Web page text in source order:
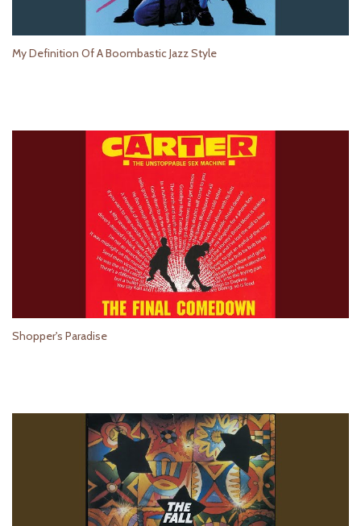
My Definition Of A Boombastic Jazz Style
Shopper's Paradise